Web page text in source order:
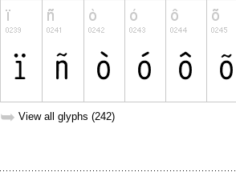
➥ View all glyphs (242)